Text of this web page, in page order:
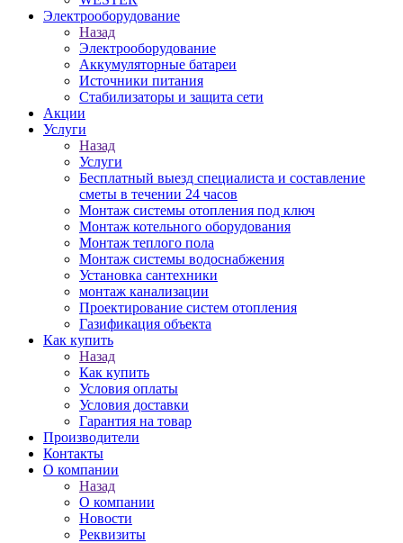
Электрооборудование
Назад
Электрооборудование
Аккумуляторные батареи
Источники питания
Стабилизаторы и защита сети
Акции
Услуги
Назад
Услуги
Бесплатный выезд специалиста и составление
сметы в течении 24 часов
Монтаж системы отопления под ключ
Монтаж котельного оборудования
Монтаж теплого пола
Монтаж системы водоснабжения
Установка сантехники
монтаж канализации
Проектирование систем отопления
Газификация объекта
Как купить
Назад
Как купить
Условия оплаты
Условия доставки
Гарантия на товар
Производители
Контакты
О компании
Назад
О компании
Новости
Реквизиты